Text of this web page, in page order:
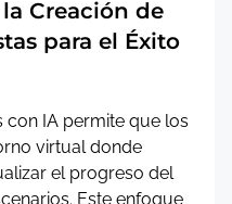
Creación de
para el Éxito
IA permite que los
virtual donde
el progreso del
Este enfoque